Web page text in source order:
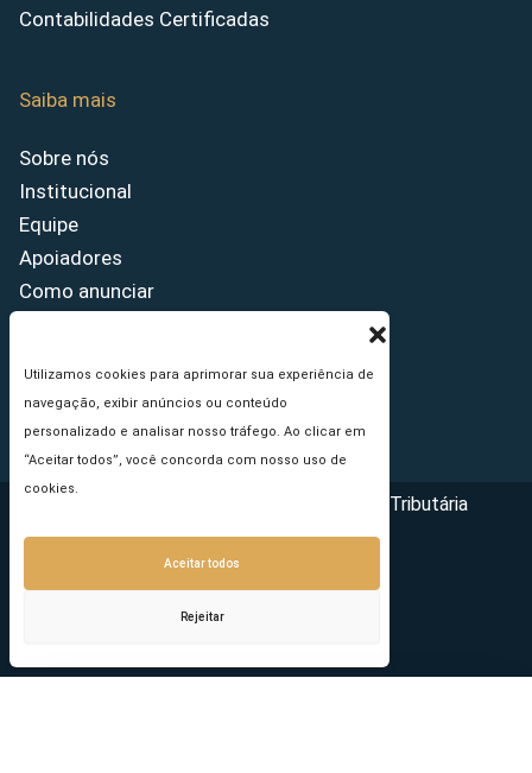
Utilizamos cookies para aprimorar sua experiência de
navegação, exibir anúncios ou conteúdo
personalizado e analisar nosso tráfego. Ao clicar em
“Aceitar todos”, você concorda com nosso uso de
cookies.
Aceitar todos
Rejeitar
Contabilidades Certificadas
Saiba mais
Sobre nós
Institucional
Equipe
Apoiadores
Como anunciar
Princípios Editoriais
Copyright © 2026 - Portal da Reforma Tributária